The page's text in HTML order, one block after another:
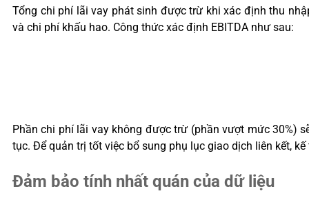
Tổng chi phí lãi vay phát sinh được trừ khi xác định thu
và chi phí khấu hao. Công thức xác định EBITDA như sau:
Phần chi phí lãi vay không được trừ (phần vượt mức 30%)
tục. Để quản trị tốt việc bổ sung phụ lục giao dịch liên kết,
Đảm bảo tính nhất quán của dữ liệu